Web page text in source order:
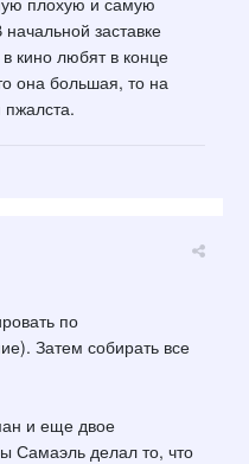
заставке
кино любят в конце
она большая, то на
по
Затем собирать все
и еще двое
Самаэль делал то, что